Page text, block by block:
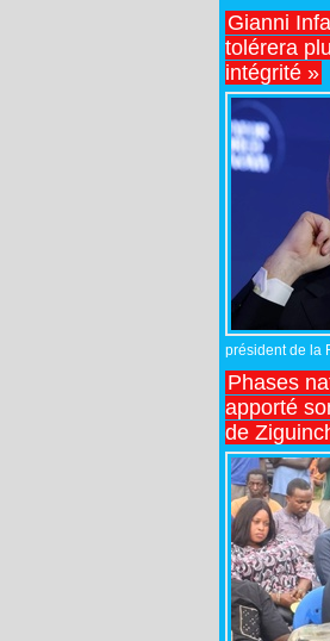
Gianni
tolérera
intégrité »
président de la
Phases
apporté
de